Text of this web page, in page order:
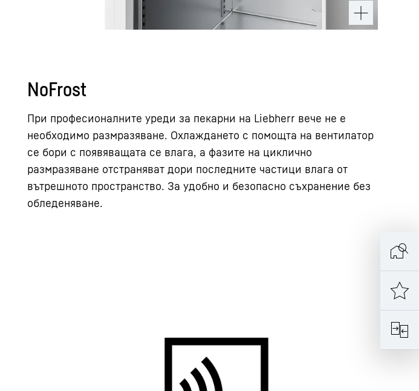
NoFrost
При професионалните уреди за пекарни на Liebherr вече не е
необходимо размразяване. Охлаждането с помощта на вентилатор
се бори с появяващата се влага, а фазите на циклично
размразяване отстраняват дори последните частици влага от
вътрешното пространство. За удобно и безопасно съхранение без
обледеняване.